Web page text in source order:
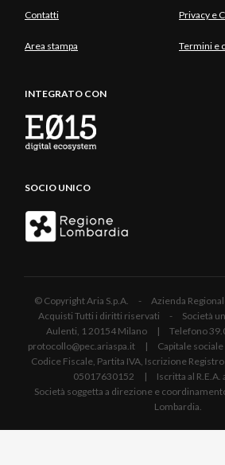
Contatti Privacy e
Area stampa Termini e
INTEGRATO CON
SOCIO UNICO
© Copyright Aria S.p.A. - Azienda
Acquisti Tutti i diritti riservati - Società
Aulenti, 1 20154 Milano | Telefono
protocollo@pec.ariaspa.it | Capitale
Codice Fiscale, Partita IVA, Iscrizione
05017630152 | Iscritta al R.E.A.
Società soggetta a direzione e
Lombardia.